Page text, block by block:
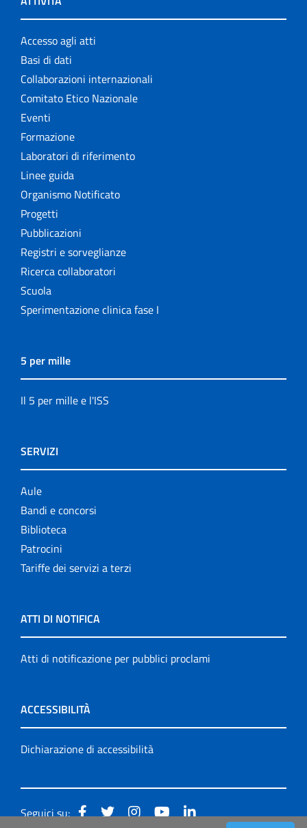
Accesso agli atti
Basi di dati
Collaborazioni internazionali
Comitato Etico Nazionale
Eventi
Formazione
Laboratori di riferimento
Linee guida
Organismo Notificato
Progetti
Pubblicazioni
Registri e sorveglianze
Ricerca collaboratori
Scuola
Sperimentazione clinica fase I
5 per mille
Il 5 per mille e l'ISS
SERVIZI
Aule
Bandi e concorsi
Biblioteca
Patrocini
Tariffe dei servizi a terzi
ATTI DI NOTIFICA
Atti di notificazione per pubblici proclami
ACCESSIBILITÀ
Dichiarazione di accessibilità
Seguici su: